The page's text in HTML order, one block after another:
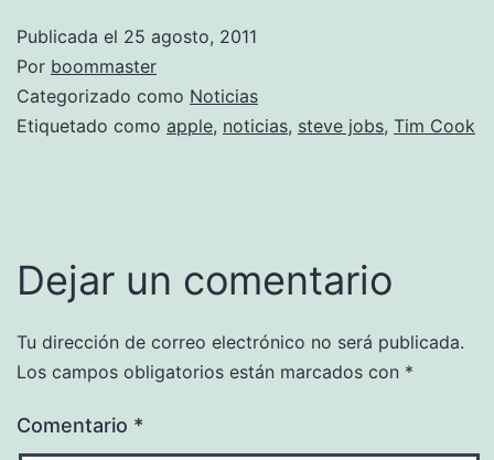
Publicada el 25 agosto, 2011
Por boommaster
Categorizado como Noticias
Etiquetado como apple, noticias, steve jobs, Tim Cook
Dejar un comentario
Tu dirección de correo electrónico no será publicada.
Los campos obligatorios están marcados con *
Comentario *